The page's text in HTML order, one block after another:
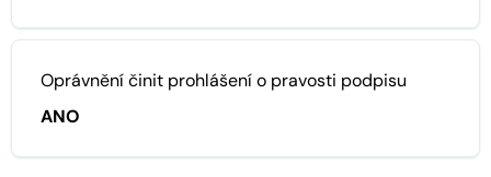
Oprávnění činit prohlášení o pravosti podpisu
ANO